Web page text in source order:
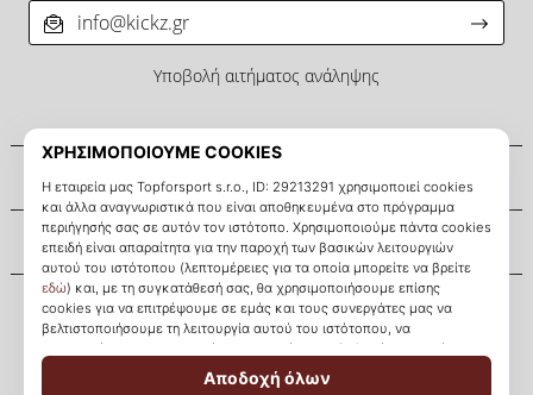
Σχετικά μ' εμάς
Εξυπηρέτηση πελατών
info@kickz.gr
Υποβολή αιτήματος ανάληψης